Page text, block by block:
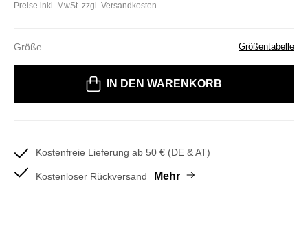
Preise inkl. MwSt. zzgl. Versandkosten
Größe Größentabelle
IN DEN WARENKORB
Kostenfreie Lieferung ab 50 € (DE & AT)
Kostenloser Rückversand Mehr